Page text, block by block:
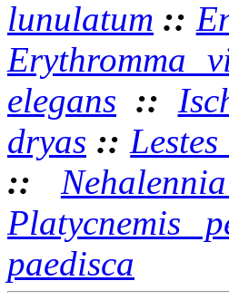
lunulatum ::
Erythromma
elegans ::
dryas ::
::
Platycnemis
paedisca